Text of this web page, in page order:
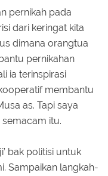
pernikah pada
dari keringat kita
dimana orangtua
pernikahan
ia terinspirasi
membantu
as. Tapi saya
itu.
bak politisi untuk
Sampaikan langkah-